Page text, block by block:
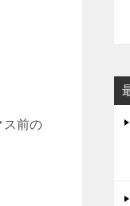
ス前の